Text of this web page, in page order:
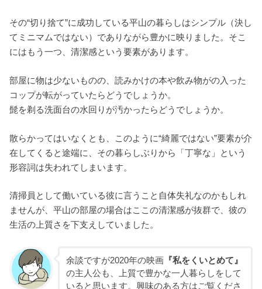
その“切り捨て”に成功している平山の暮らしはシンプル（決し
てミニマムではない）でありながら豊かに映りました。そこ
にはもう一つ、清潔感という要素があります。
部屋に物は少ないものの、読みかけの本や飲み物がの入った
コップが転がっていたらどうでしょうか。
髭を剃る洗面台の水回りが汚かったらどうでしょうか。
散らかってはいなくとも、このように“綺麗ではない”要素が介
在してくると途端に、その暮らしぶりから「丁寧な」という
形容詞は失われてしまいます。
清掃員として働いている彼に言うこと自体失礼なのかもしれ
ませんが、平山の部屋の場合はここの清潔感が抜群で、彼の
生活の上質さを下支えしていました。
余談ですが2020年の映画『私をくいとめて』
の主人公も、上質で豊かな一人暮らしをして
いると思います。興味のある方はご覧くださ